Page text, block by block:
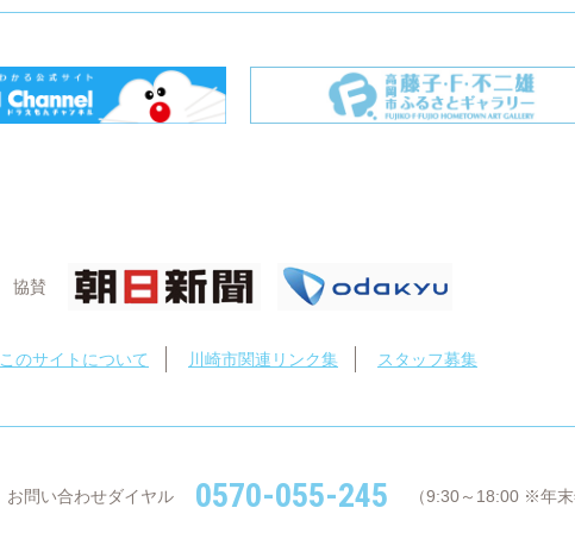
協賛
このサイトについて 川崎市関連リンク集 スタッフ募集
お問い合わせダイヤル 0570-055-245 （9:30～18:00 ※年